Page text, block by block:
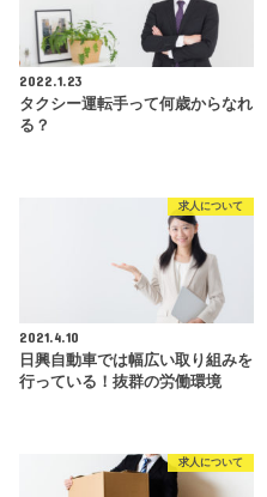
2022.1.23
タクシー運転手って何歳からなれ
る？
求人について
2021.4.10
日興自動車では幅広い取り組みを
行っている！抜群の労働環境
求人について